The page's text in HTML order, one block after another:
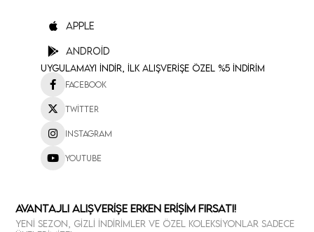
Apple
Android
Uygulamayı İndir, İlk Alışverişe Özel %5 İndirim
Facebook
Twitter
Instagram
Youtube
Avantajlı Alışverişe Erken Erişim Fırsatı!
Yeni sezon, gizli indirimler ve özel koleksiyonlar sadece